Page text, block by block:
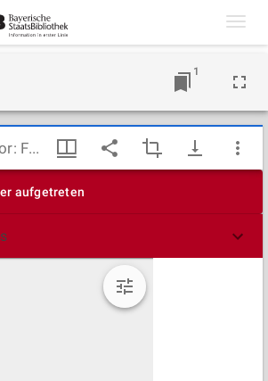
1
TypeError: Failed to fetch
aufgetreten